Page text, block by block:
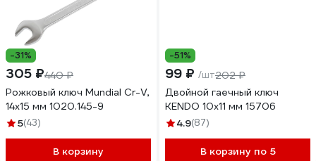
-31%
305 ₽440 ₽
Рожковый ключ Mundial Cr-V,
14x15 мм 1020.145-9
5(43)
В корзину
-51%
99 ₽ /шт202 ₽
Двойной гаечный ключ
KENDO 10x11 мм 15706
4.9(87)
В корзину по 5